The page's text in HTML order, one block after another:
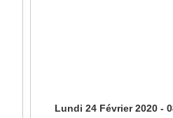
Lundi 24 Février 2020 -